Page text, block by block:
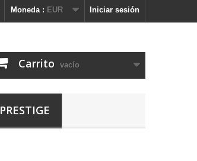
Iniciar sesión
Moneda : EUR
Carrito vacío
PRESTIGE